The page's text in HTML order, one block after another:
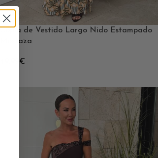
Copia de Vestido Largo Nido Estampado
Mostaza
€